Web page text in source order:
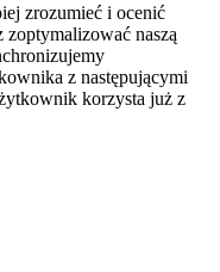
zrozumieć i ocenić
zoptymalizować naszą
z następującymi
korzysta już z